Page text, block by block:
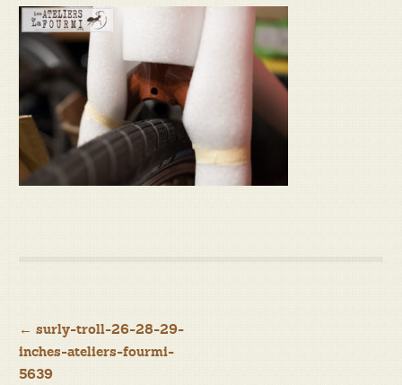
Navigation
de
← surly-troll-26-28-29-
inches-ateliers-fourmi-
5639